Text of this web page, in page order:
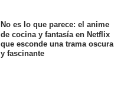
No es lo que parece: el anime
de cocina y fantasía en Netflix
que esconde una trama oscura
y fascinante